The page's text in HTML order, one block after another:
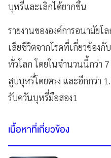
บุหรี่และเลิกได้ยากขึ้น
รายงานขององค์การอนามัย
เสียชีวิตจากโรคที่เกี่ยวข้อง
ทั่วโลก โดยในจำนวนนี้กว่า
สูบบุหรี่โดยตรง และอีกกว่า
รับควันบุหรี่มือสอง1
เนื้อหาที่เกี่ยวข้อง